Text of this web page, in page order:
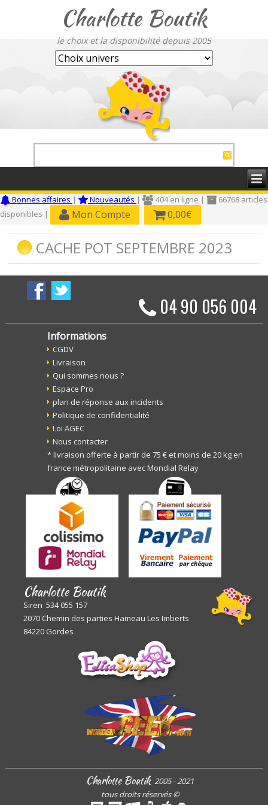
Charlotte Boutik
le choix et la disponibilité depuis 2005
Bonnes affaires | Nouveautés | 404 en ligne |
66768 articles
disponibles |
Mon Compte 0,00€
CACHE POT SEPTEMBRE 2023
04 90 056 004
Informations
CGDV
Livraison
Qui sommes nous ?
Espace Pro
plan de réponse aux incidents
Politique de confidentialité
Loi AGEC
Nous contacter
* livraison offerte à partir de 75 € et moins de 20 kg en
france métropolitaine avec Mondial Relay
Charlotte Boutik
Siren 534 055 157
2070 Chemin des parties Hameau Les Imberts
84220 Gordes
Charlotte Boutik 2005 - 2021
tous droits réservés©